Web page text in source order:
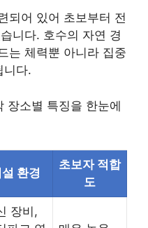
되어 있어 초보부터 전
니다. 호수의 자연 경
는 체력뿐 아니라 집중
니다.
장소별 특징을 한눈에
환경
초보자 적합
도
장비,